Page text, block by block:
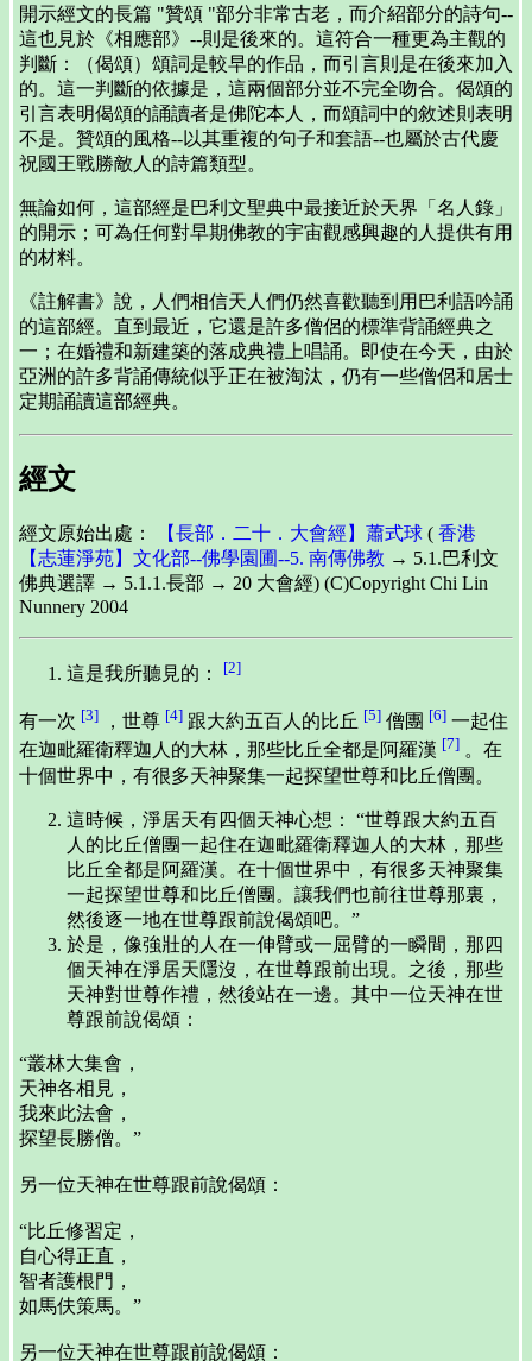
開示經文的長篇 "贊頌 "部分非常古老，而介紹部分的詩句--
這也見於《相應部》--則是後來的。這符合一種更為主觀的
判斷：（偈頌）頌詞是較早的作品，而引言則是在後來加入
的。這一判斷的依據是，這兩個部分並不完全吻合。偈頌的
引言表明偈頌的誦讀者是佛陀本人，而頌詞中的敘述則表明
不是。贊頌的風格--以其重複的句子和套語--也屬於古代慶
祝國王戰勝敵人的詩篇類型。
無論如何，這部經是巴利文聖典中最接近於天界「名人錄」
的開示；可為任何對早期佛教的宇宙觀感興趣的人提供有用
的材料。
《註解書》說，人們相信天人們仍然喜歡聽到用巴利語吟誦
的這部經。直到最近，它還是許多僧侶的標準背誦經典之
一；在婚禮和新建築的落成典禮上唱誦。即使在今天，由於
亞洲的許多背誦傳統似乎正在被淘汰，仍有一些僧侶和居士
定期誦讀這部經典。
經文
經文原始出處： 【長部．二十．大會經】蕭式球 ( 香港
【志蓮淨苑】文化部--佛學園圃--5. 南傳佛教 → 5.1.巴利文
佛典選譯 → 5.1.1.長部 → 20 大會經) (C)Copyright Chi Lin
Nunnery 2004
這是我所聽見的： [2]
有一次 [3] ，世尊 [4] 跟大約五百人的比丘 [5] 僧團 [6] 一起住
在迦毗羅衛釋迦人的大林，那些比丘全都是阿羅漢 [7] 。在
十個世界中，有很多天神聚集一起探望世尊和比丘僧團。
這時候，淨居天有四個天神心想： “世尊跟大約五百
人的比丘僧團一起住在迦毗羅衛釋迦人的大林，那些
比丘全都是阿羅漢。在十個世界中，有很多天神聚集
一起探望世尊和比丘僧團。讓我們也前往世尊那裏，
然後逐一地在世尊跟前說偈頌吧。”
於是，像強壯的人在一伸臂或一屈臂的一瞬間，那四
個天神在淨居天隱沒，在世尊跟前出現。之後，那些
天神對世尊作禮，然後站在一邊。其中一位天神在世
尊跟前說偈頌：
“叢林大集會，
天神各相見，
我來此法會，
探望長勝僧。”
另一位天神在世尊跟前說偈頌：
“比丘修習定，
自心得正直，
智者護根門，
如馬伕策馬。”
另一位天神在世尊跟前說偈頌：